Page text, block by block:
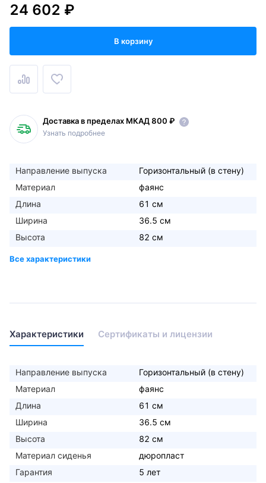
24 602 ₽
В корзину
Доставка в пределах МКАД 800 ₽
Узнать подробнее
Направление выпуска
Горизонтальный (в стену)
Материал
фаянс
Длина
61 см
Ширина
36.5 см
Высота
82 см
Характеристики Сертификаты и лицензии
Направление выпуска
Горизонтальный (в стену)
Материал
фаянс
Длина
61 см
Ширина
36.5 см
Высота
82 см
Материал сиденья
дюропласт
Гарантия
5 лет